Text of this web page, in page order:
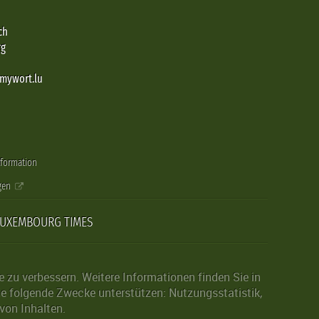
TIMES
verbessern. Weitere Informationen finden Sie in
folgende Zwecke unterstützen: Nutzungsstatistik,
Inhalten.